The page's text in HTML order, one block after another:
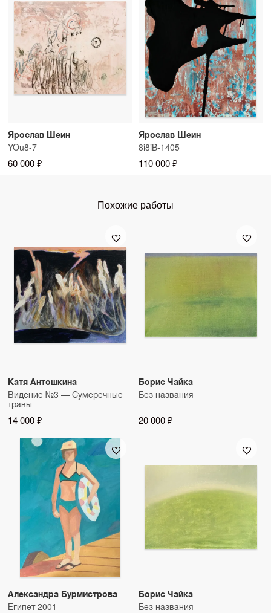
Ярослав Шеин
YOu8-7
60 000 ₽
Ярослав Шеин
8i8iB-1405
110 000 ₽
Похожие работы
Катя Антошкина
Видение №3 — Сумеречные
травы
14 000 ₽
Борис Чайка
Без названия
20 000 ₽
Александра Бурмистрова
Египет 2001
Борис Чайка
Без названия